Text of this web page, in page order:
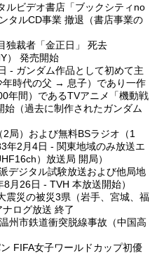
ルビデオ書店「ブックシティno
タルCD事業 撤退（書店事業の
独裁者「金正日」 死去
） 発売開始
- ガンダム作品として初めて主
時代の父 → 息子）であり一作
年間）であるTVアニメ「機動戦
（過去に制作されたガンダム
局）および無料BSラジオ（1
年2月4日 - 関東地域のみ放送エ
）放送局 開局）
デジタル試験放送および他局地
月26日 - TVH 本放送開始）
震災の被災3県（岩手、宮城、福
ログ放送 終了
州市鉄道衝突脱線事故（中国高
FIFA女子ワールドカップ初優